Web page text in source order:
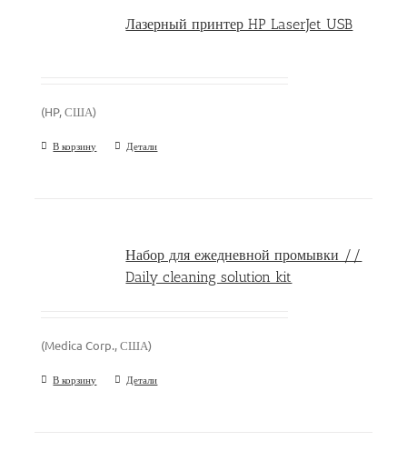
Лазерный принтер HP LaserJet USB
(HP, США)
В корзину Детали
Набор для ежедневной промывки //
Daily cleaning solution kit
(Medica Corp., США)
В корзину Детали